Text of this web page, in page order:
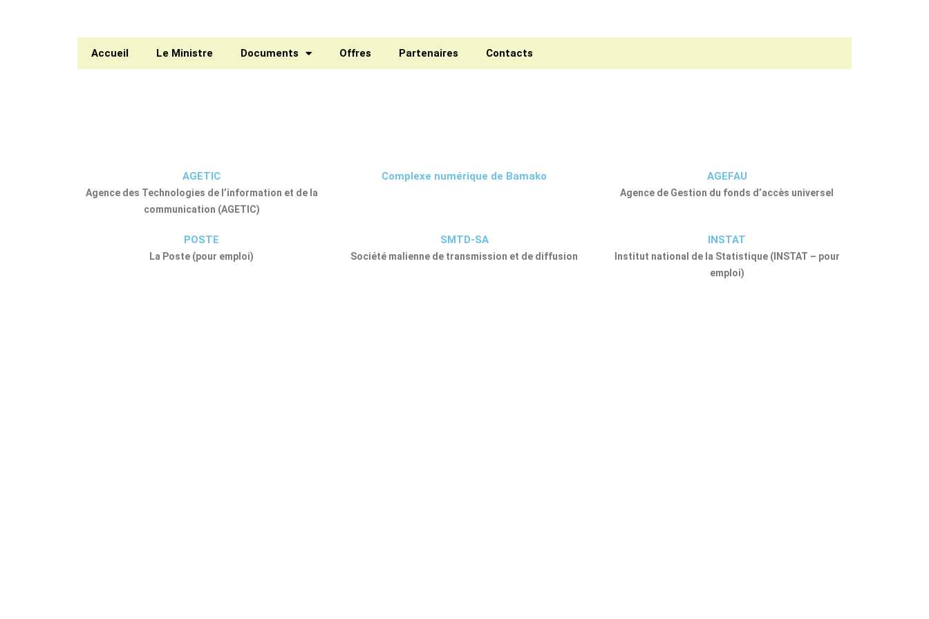
Accueil Le Ministre Documents Offres Partenaires Contacts
AGETIC
Agence des Technologies de l’information et de la
communication (AGETIC)
Complexe numérique de Bamako AGEFAU
Agence de Gestion du fonds d’accès universel
POSTE
La Poste (pour emploi)
SMTD-SA
Société malienne de transmission et de diffusion
INSTAT
Institut national de la Statistique (INSTAT – pour
emploi)